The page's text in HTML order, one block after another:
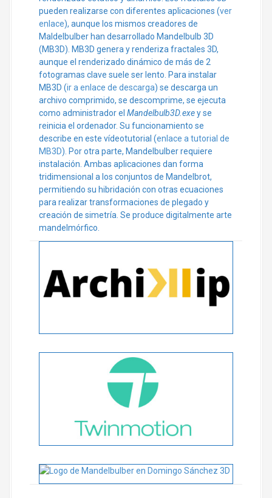
pueden realizarse con diferentes aplicaciones (ver
enlace), aunque los mismos creadores de
Maldelbulber han desarrollado Mandelbulb 3D
(MB3D). MB3D genera y renderiza fractales 3D,
aunque el renderizado dinámico de más de 2
fotogramas clave suele ser lento. Para instalar
MB3D (ir a enlace de descarga) se descarga un
archivo comprimido, se descomprime, se ejecuta
como administrador el Mandelbulb3D.exey se
reinicia el ordenador. Su funcionamiento se
describe en este vídeotutorial (enlace a tutorial de
MB3D). Por otra parte, Mandelbulber requiere
instalación. Ambas aplicaciones dan forma
tridimensional a los conjuntos de Mandelbrot,
permitiendo su hibridación con otras ecuaciones
para realizar transformaciones de plegado y
creación de simetría. Se produce digitalmente arte
mandelmórfico.